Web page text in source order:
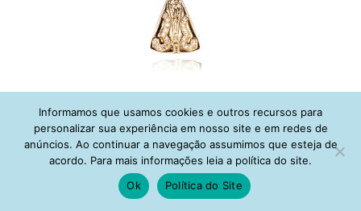
Colar Nossa Senhora Cravejada Zirconias Banho Ouro
Informamos que usamos cookies e outros recursos para
personalizar sua experiência em nosso site e em redes de
anúncios. Ao continuar a navegação assumimos que esteja de
acordo. Para mais informações leia a política do site.
Ok
Política do Site